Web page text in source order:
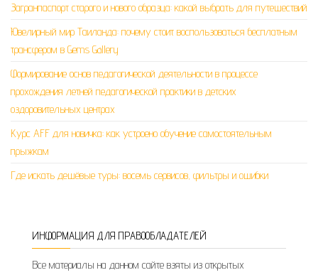
Загранпаспорт старого и нового образца: какой выбрать для путешествий
Ювелирный мир Таиланда: почему стоит воспользоваться бесплатным
трансфером в Gems Gallery
Формирование основ педагогической деятельности в процессе
прохождения летней педагогической практики в детских
оздоровительных центрах
Курс AFF для новичка: как устроено обучение самостоятельным
прыжкам
Где искать дешёвые туры: восемь сервисов, фильтры и ошибки
ИНФОРМАЦИЯ ДЛЯ ПРАВООБЛАДАТЕЛЕЙ
Все материалы на данном сайте взяты из открытых